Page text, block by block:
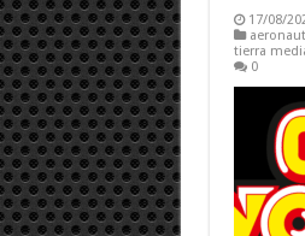
17/08/
tierra
0